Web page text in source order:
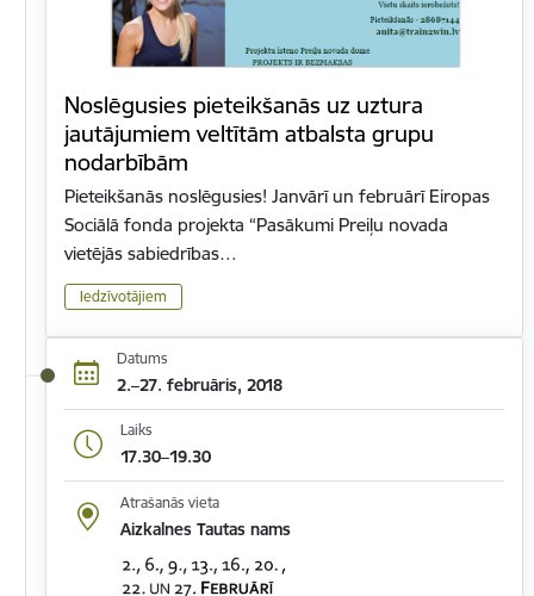
Noslēgusies pieteikšanās uz uztura
jautājumiem veltītām atbalsta grupu
nodarbībām
Pieteikšanās noslēgusies! Janvārī un februārī Eiropas
Sociālā fonda projekta “Pasākumi Preiļu novada
vietējās sabiedrības…
Iedzīvotājiem
Datums
2.–27. februāris, 2018
Laiks
17.30–19.30
Atrašanās vieta
Aizkalnes Tautas nams